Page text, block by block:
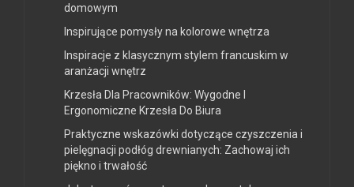
domowym
Inspirujące pomysły na kolorowe wnętrza
Inspiracje z klasycznym stylem francuskim w
aranżacji wnętrz
Krzesła Dla Pracowników: Wygodne I
Ergonomiczne Krzesła Do Biura
Praktyczne wskazówki dotyczące czyszczenia i
pielęgnacji podłóg drewnianych: Zachowaj ich
piękno i trwałość